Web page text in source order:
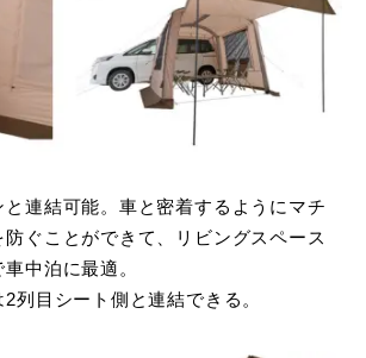
と連結可能。車と密着するようにマチ
ぐことができて、リビングスペース
中泊に最適。
列目シート側と連結できる。